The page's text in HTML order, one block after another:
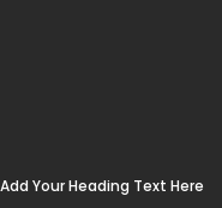
Add Your Heading Text Here